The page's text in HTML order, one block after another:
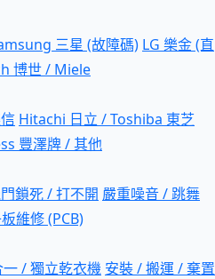
三星 (故障碼) LG 樂金 (直
博世 / Miele
Hitachi 日立 / Toshiba 東芝
豐澤牌 / 其他
鎖死 / 打不開 嚴重噪音 / 跳舞
維修 (PCB)
一 / 獨立乾衣機 安裝 / 搬運 / 棄置